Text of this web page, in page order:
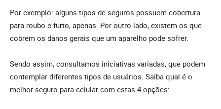
Por exemplo: alguns tipos de seguros possuem cobertura
para roubo e furto, apenas. Por outro lado, existem os que
cobrem os danos gerais que um aparelho pode sofrer.
Sendo assim, consultamos iniciativas variadas, que podem
contemplar diferentes tipos de usuários. Saiba qual é o
melhor seguro para celular com estas 4 opções: